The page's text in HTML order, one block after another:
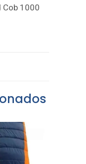
Cob 1000